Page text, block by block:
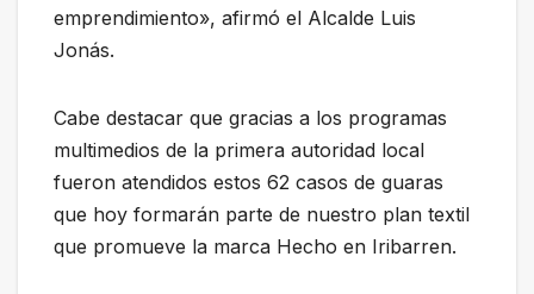
emprendimiento», afirmó el Alcalde Luis
Jonás.
Cabe destacar que gracias a los programas
multimedios de la primera autoridad local
fueron atendidos estos 62 casos de guaras
que hoy formarán parte de nuestro plan textil
que promueve la marca Hecho en Iribarren.